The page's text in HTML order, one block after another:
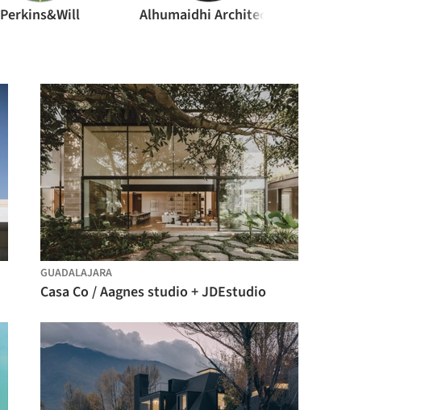
Perkins&Will Alhumaidhi Architects
GUADALAJARA
Casa Co / Aagnes studio + JDEstudio